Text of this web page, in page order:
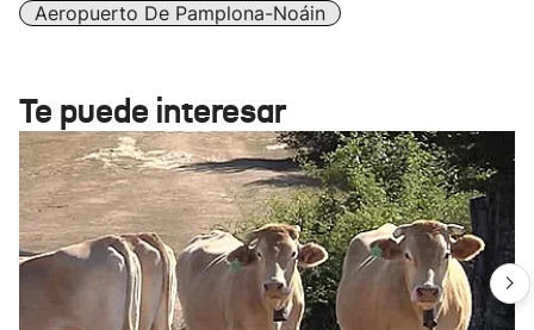
Aeropuerto De Pamplona-Noáin
Te puede interesar